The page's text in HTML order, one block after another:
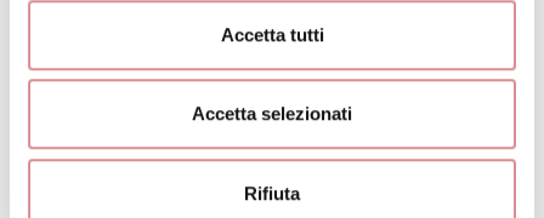
Accetta tutti
Accetta selezionati
Rifiuta
Un abito da sposa a sirena trasformabile che di certo
ricamato in pizzo chantilly che richiama le maniche e la
gonna in pizzo che può essere rimossa per svelare uno